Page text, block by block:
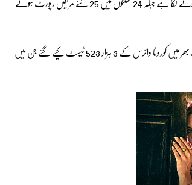
عالمی ادارہ صحت (این آئی ایچ) کی رپورٹ کے مطابق گزشتہ 24 گھنٹوں کے دوران ملک بھر میں کورونا وائرس کے 3 ہزار 523 ٹیسٹ کیے گئے جن میں